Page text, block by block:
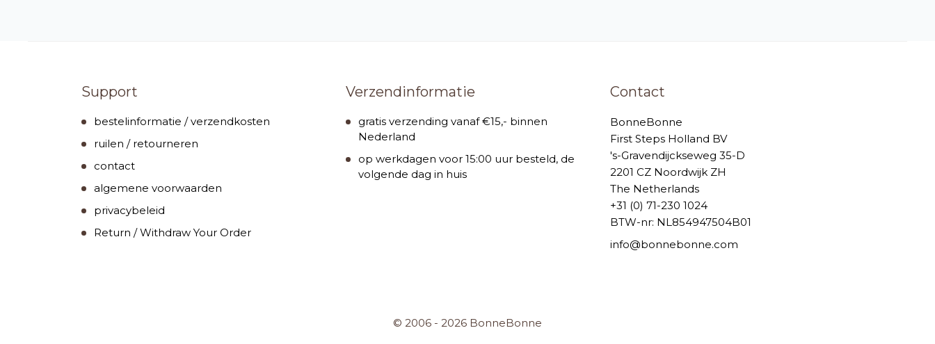
Support
bestelinformatie / verzendkosten
ruilen / retourneren
contact
algemene voorwaarden
privacybeleid
Return / Withdraw Your Order
Verzendinformatie
gratis verzending vanaf €15,- binnen
Nederland
op werkdagen voor 15:00 uur besteld, de
volgende dag in huis
Contact
BonneBonne
First Steps Holland BV
's-Gravendijckseweg 35-D
2201 CZ Noordwijk ZH
The Netherlands
+31 (0) 71-230 1024
BTW-nr: NL854947504B01
info@bonnebonne.com
© 2006 - 2026 BonneBonne